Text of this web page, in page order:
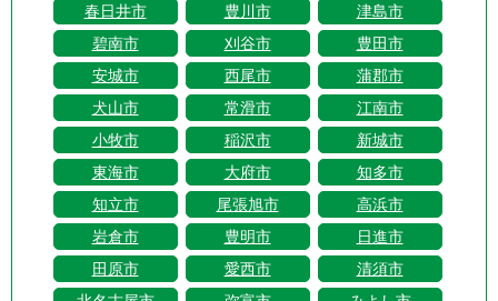
春日井市
豊川市
津島市
碧南市
刈谷市
豊田市
安城市
西尾市
蒲郡市
犬山市
常滑市
江南市
小牧市
稲沢市
新城市
東海市
大府市
知多市
知立市
尾張旭市
高浜市
岩倉市
豊明市
日進市
田原市
愛西市
清須市